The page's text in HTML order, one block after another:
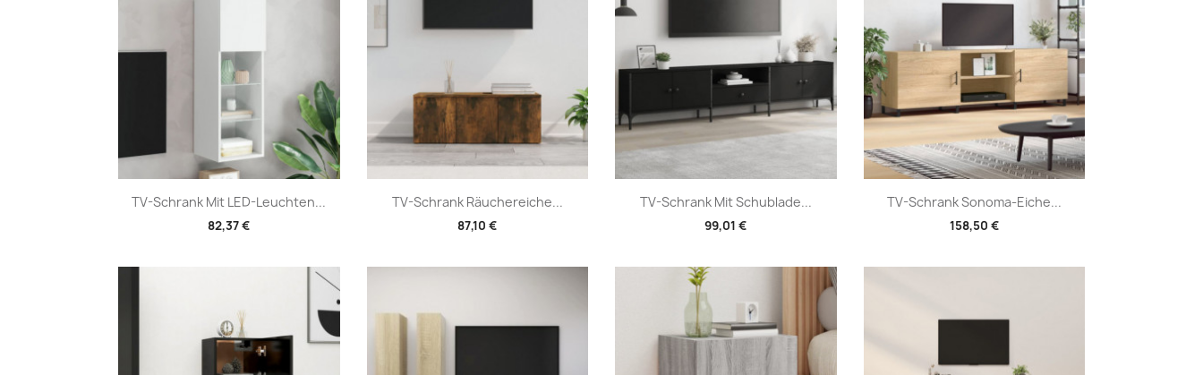
TV-Schrank Mit LED-Leuchten...
82,37 €
Vorschau TV-Schrank Räuchereiche...
87,10 €
Vorschau TV-Schrank Mit Schublade...
99,01 €
Vorschau TV-Schrank Sonoma-Eiche...
158,50 €
Vorschau